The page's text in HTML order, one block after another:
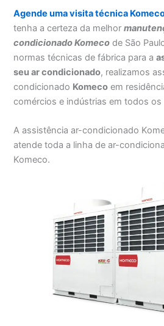
Agende uma visita técnica
tenha a certeza da melhor
condicionado Komeco de São
normas técnicas de fábrica para a
seu ar condicionado, realizamos
condicionado Komeco em
comércios e indústrias em todos os
A assistência ar-condicionado
atende toda a linha de ar-
Komeco.